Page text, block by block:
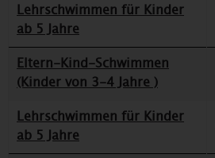
Lehrschwimmen für Kinder
ab 5 Jahre
Eltern-Kind-Schwimmen
(Kinder von 3-4 Jahre )
Lehrschwimmen für Kinder
ab 5 Jahre